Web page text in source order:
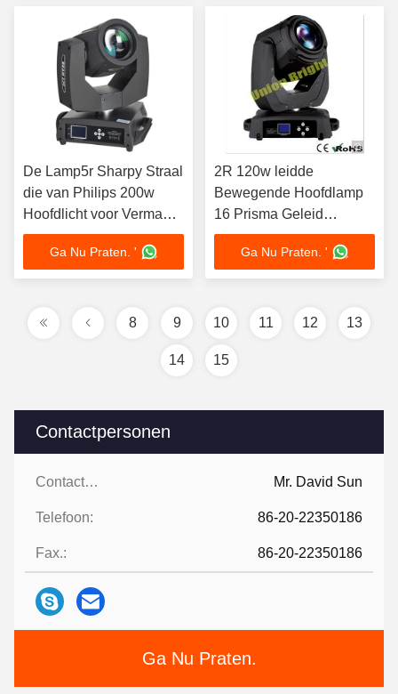
Contactpersonen
Contactpersonen: Mr. David Sun
Telefoon: 86-20-22350186
Fax.: 86-20-22350186
Ga Nu Praten.
De Lamp5r Sharpy Straal
die van Philips 200w
Hoofdlicht voor Vermaak
bewegen
Ga Nu Praten. '
2R 120w leidde
Bewegende Hoofdlamp
16 Prisma Geleid
Bewegend
Hoofdstadiumlicht
Ga Nu Praten. '
8 9 10 11 12 13
14 15